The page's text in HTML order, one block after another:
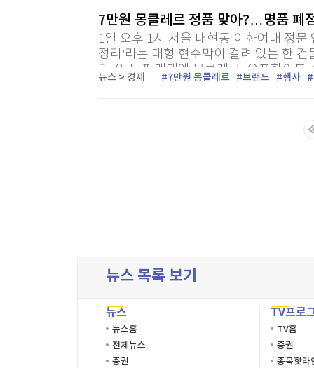
7만원 몽클레르 정품 맞아?…명품 폐
1일 오후 1시 서울 대현동 이화여대 정문
정리’라는 대형 현수막이 걸려 있는 한
다. 임시 판매대엔 몽클레르, 오프화이트
고가 붙은 의류가 비닐에 포장된 채 쌓여
뉴스 > 경제 7만원 몽클레르 브랜드 행사
뉴스 목록 보기
뉴스
뉴스홈
전체뉴스
증권
TV프로
TV홈
증권
종목핫라